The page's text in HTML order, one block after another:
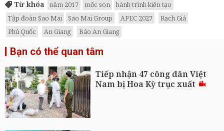
Từ khóa năm 2017 mốc son
hành trình kiến tạo
Tập đoàn Sao Mai
Sao Mai Group APEC 2027
Rạch Giá
Phú Quốc
An Giang Báo An Giang
Bạn có thể quan tâm
Tiếp nhận 47 công dân Việt
Nam bị Hoa Kỳ trục xuất